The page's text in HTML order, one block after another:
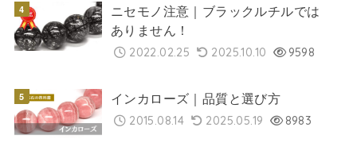
ニセモノ注意｜ブラックルチルでは
ありません！
2022.02.25 2025.10.10 9598
インカローズ｜品質と選び方
2015.08.14 2025.05.19 8983